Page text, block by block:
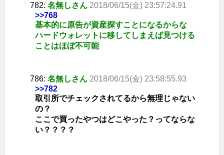
782: 名無しさん 2018/06/15(金) 23:57:24.91
>>768
基本的に原告が資産探すことになるからな
ハードウォレットに移してしまえば見つける
ことはほぼ不可能
786: 名無しさん 2018/06/15(金) 23:58:55.93
>>782
取引所でチェックされてるから無理じゃない
の？
ここで買ったやつはどこやった？ってならな
い？？？？